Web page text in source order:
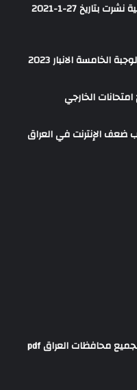
مجموعة وظائف شاغرة في شركات أهلية نشرت بتاريخ 27-1-2021
الخامسة الانبار 2023
امتحانات الخارجي
ضعف الإنترنت في العراق
نتائج السادس ابتدائي الدور الاول 2023 لجميع محافظات العراق pdf